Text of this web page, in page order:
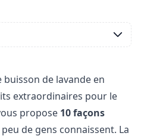
de lavande en
extraordinaires pour le
propose 10 façons
de gens connaissent. La